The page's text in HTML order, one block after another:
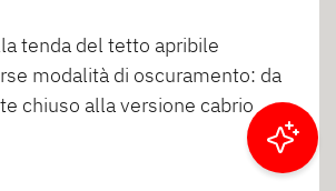
tenda del tetto apribile
modalità di oscuramento: da
chiuso alla versione cabrio